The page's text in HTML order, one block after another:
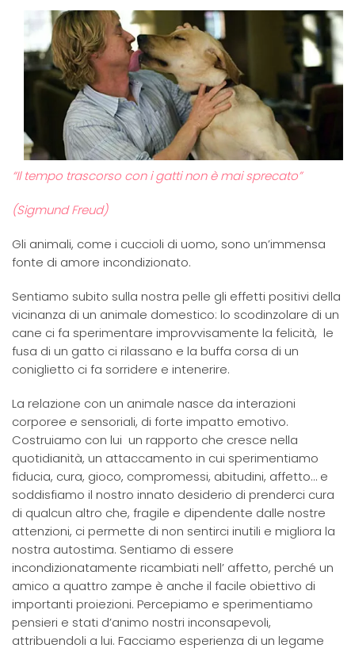
“Il tempo trascorso con i gatti non è mai sprecato”
(Sigmund Freud)
Gli animali, come i cuccioli di uomo, sono un’immensa
fonte di amore incondizionato.
Sentiamo subito sulla nostra pelle gli effetti positivi della
vicinanza di un animale domestico: lo scodinzolare di un
cane ci fa sperimentare improvvisamente la felicità, le
fusa di un gatto ci rilassano e la buffa corsa di un
coniglietto ci fa sorridere e intenerire.
La relazione con un animale nasce da interazioni
corporee e sensoriali, di forte impatto emotivo.
Costruiamo con lui un rapporto che cresce nella
quotidianità, un attaccamento in cui sperimentiamo
fiducia, cura, gioco, compromessi, abitudini, affetto… e
soddisfiamo il nostro innato desiderio di prenderci cura
di qualcun altro che, fragile e dipendente dalle nostre
attenzioni, ci permette di non sentirci inutili e migliora la
nostra autostima. Sentiamo di essere
incondizionatamente ricambiati nell’ affetto, perché un
amico a quattro zampe è anche il facile obiettivo di
importanti proiezioni. Percepiamo e sperimentiamo
pensieri e stati d’animo nostri inconsapevoli,
attribuendoli a lui. Facciamo esperienza di un legame